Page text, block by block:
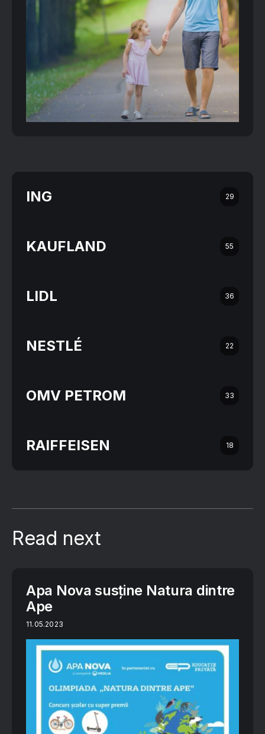
ING 29
KAUFLAND 55
LIDL 36
NESTLÉ 22
OMV PETROM 33
RAIFFEISEN 18
Read next
Apa Nova susține Natura dintre
Ape
11.05.2023